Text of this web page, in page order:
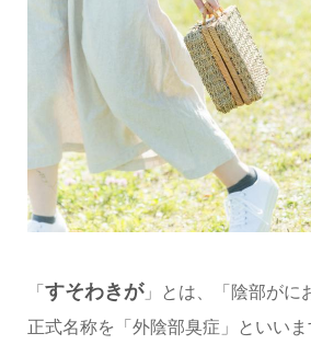
「 すそわきが」とは、「陰部がに
正式名称を「外陰部臭症」といいま